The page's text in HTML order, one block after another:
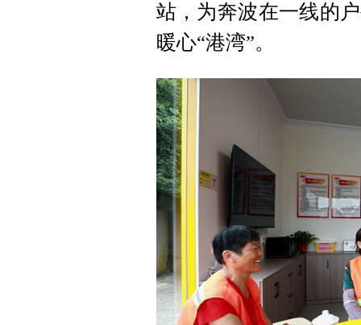
站，为奔波在一线的
暖心“港湾”。